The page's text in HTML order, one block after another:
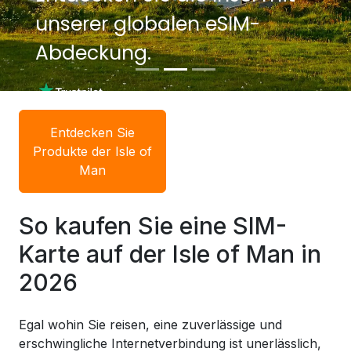
unserer globalen eSIM-
Abdeckung.
unserer globalen eSIM-
Abdeckung.
Entdecken Sie
Produkte der Isle of
Man
So kaufen Sie eine SIM-
Karte auf der Isle of Man in
2026
Egal wohin Sie reisen, eine zuverlässige und
erschwingliche Internetverbindung ist unerlässlich,